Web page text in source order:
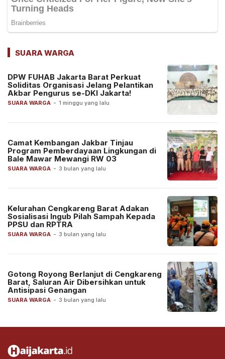
SUARA WARGA
SUARA WARGA - 1 minggu yang lalu
DPW FUHAB Jakarta Barat Perkuat
Soliditas Organisasi Jelang Pelantikan
Akbar Pengurus se-DKI Jakarta!
SUARA WARGA - 3 bulan yang lalu
Camat Kembangan Jakbar Tinjau
Program Pemberdayaan Lingkungan di
Bale Mawar Mewangi RW 03
SUARA WARGA - 3 bulan yang lalu
Kelurahan Cengkareng Barat Adakan
Sosialisasi Ingub Pilah Sampah Kepada
PPSU dan RPTRA
SUARA WARGA - 3 bulan yang lalu
Gotong Royong Berlanjut di Cengkareng
Barat, Saluran Air Dibersihkan untuk
Antisipasi Genangan